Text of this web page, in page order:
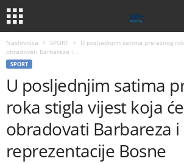
Naslovnica SPORT
U posljednjim satima prelaznog
obradovati Barbareza i...
SPORT
U posljednjim satima
roka stigla vijest koja će
obradovati Barbareza i
reprezentacije Bosne